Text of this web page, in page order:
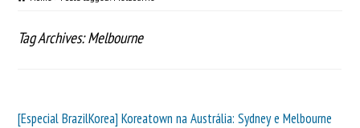
Tag Archives: Melbourne
[Especial BrazilKorea] Koreatown na Austrália: Sydney e Melbourne